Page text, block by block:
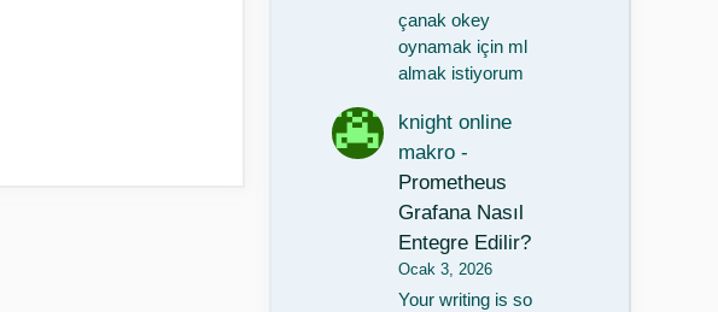
çanak okey
oynamak için ml
almak istiyorum
knight online
makro -
Prometheus
Grafana Nasıl
Entegre Edilir?
Ocak 3, 2026
Your writing is so